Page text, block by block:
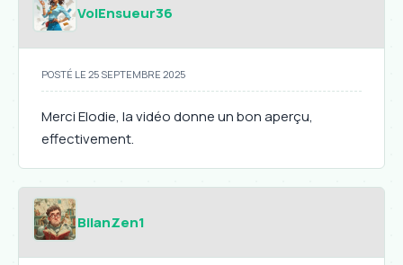
VolEnsueur36
POSTÉ LE 25 SEPTEMBRE 2025
Merci Elodie, la vidéo donne un bon aperçu,
effectivement.
BilanZen1